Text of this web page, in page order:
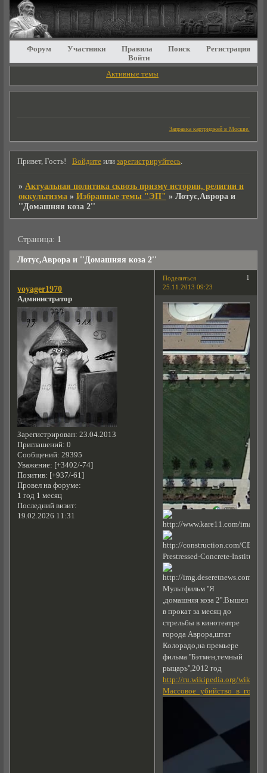
Форум Участники Правила Поиск
Регистрация
Войти
Активные темы
Заправка картриджей в Москве.
Привет, Гость! Войдитеили зарегистрируйтесь.
» Актуальная политика сквозь призму истории, религии и
оккультизма » Избранные темы "ЭП" » Лотус,Аврора и
''Домашняя коза 2''
Лотус,Аврора и ''Домашняя коза 2''
Страница: 1
Поделиться
1
25.11.2013 09:23
voyager1970
Администратор
Зарегистрирован: 23.04.2013
Приглашений: 0
Сообщений: 29395
Уважение: [+3402/-74]
Позитив: [+937/-61]
Провел на форуме:
1 год 1 месяц
Последний визит:
19.02.2026 11:31
Мультфильм ''Я
,домашняя коза 2''.Вышел
в прокат за месяц до
стрельбы в кинотеатре
города Аврора,штат
Колорадо,на премьере
фильма ''Бэтмен,темный
рыцарь'',2012 год
http://ru.wikipedia.org/wiki/